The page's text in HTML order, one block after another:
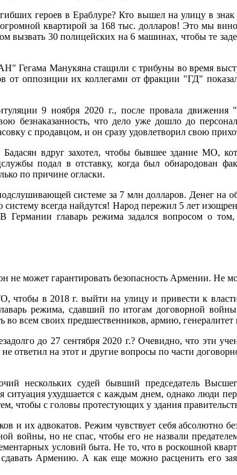
героев в Ераблуре? Кто вышел на улицу в знак
квартирой за 168 тыс. долларов! Это мы
30 полицейских на 6 машинах, чтобы те
стащили с трибуны во время
от оппозиции их коллегами от фракции "ГД"
9 ноября 2020 г., после провала движения
безнаказанность, что дело уже дошло до
с продавцом, и он сразу удовлетворил свою
вдруг захотел, чтобы бывшее здание МО,
подал в отставку, когда был обнародован
по причине огласки.
системе за 7 млн долларов. Денег на
всегда найдутся! Народ пережил 5 лет
главарь режима задался вопросом о
не может гарантировать безопасность Армении. Не
г. выйти на улицу и привести к власти
режима, сдавший по итогам договорной
во всем своих предшественников, армию,
до 27 сентября 2020 г.? Очевидно, что эти
ответил на этот и другие вопросы по части
нескольких судей бывший председатель
ухудшается с каждым днем, однако люди
чтобы с головы протестующих у здания
и их адвокатов. Режим чувствует себя абсолютно
войны, но не спас, чтобы его не назвали
условий быта. Не то, что в роскошной
Армению. А как еще можно расценить его